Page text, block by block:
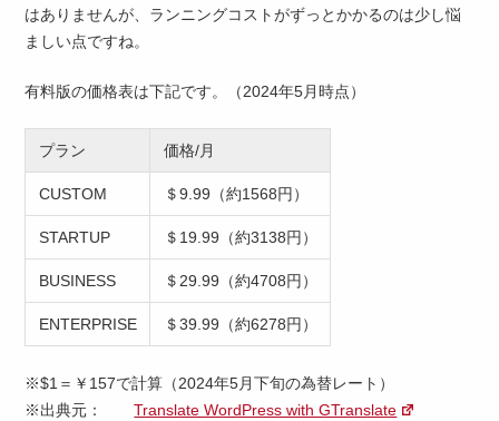
はありませんが、ランニングコストがずっとかかるのは少し悩
ましい点ですね。
有料版の価格表は下記です。（2024年5月時点）
プラン 価格/月
CUSTOM ＄9.99（約1568円）
STARTUP ＄19.99（約3138円）
BUSINESS ＄29.99（約4708円）
ENTERPRISE ＄39.99（約6278円）
※$1＝￥157で計算（2024年5月下旬の為替レート）
※出典元：
Translate WordPress with GTranslate